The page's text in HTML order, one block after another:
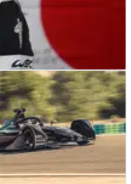
01/05/19
di Toyota